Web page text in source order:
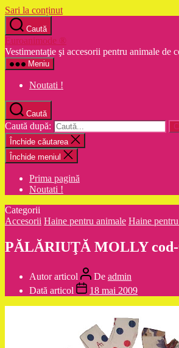
Sari la conținut
Caută
Euroanimode ®
Vestimentaţie şi accesorii pentru animale
Meniu
Noutati !
Caută
Caută după:
Închide căutarea
Închide meniul
Prima pagină
Noutati !
Categorii
Accesorii Haine pentru animale Haine
PĂLĂRIUŢĂ MOLLY cod-
Autor articol De admin
Dată articol
18 mai 2009